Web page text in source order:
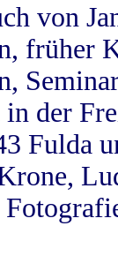
von
früher
der
Fulda